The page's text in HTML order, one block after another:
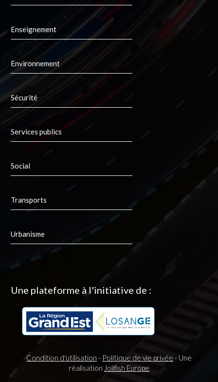
Enseignement
Environnement
Sécurité
Services publics
Social
Transports
Urbanisme
Une plateforme à l'initiative de :
Condition d'utilisation - Politique de vie privée - Une
réalisation Jolifish Europe